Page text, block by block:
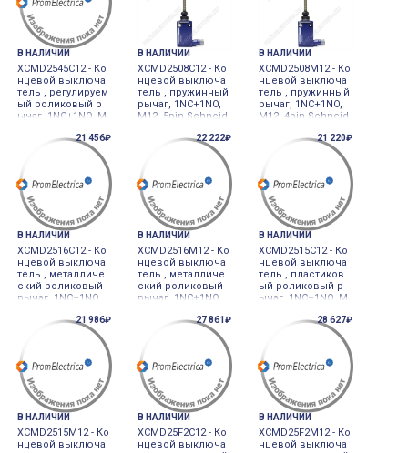
В НАЛИЧИИ
XCMD2545C12 - Ко
нцевой выключа
тель , регулируем
ый роликовый р
ычаг, 1NC+1NO, M
В НАЛИЧИИ
XCMD2508C12 - Ко
нцевой выключа
тель , пружинный
рычаг, 1NC+1NO,
M12, 5pin Schneid
В НАЛИЧИИ
XCMD2508M12 - Ко
нцевой выключа
тель , пружинный
рычаг, 1NC+1NO,
M12, 4pin Schneid
21 456₽
В НАЛИЧИИ
XCMD2516C12 - Ко
нцевой выключа
тель , металличе
ский роликовый
рычаг, 1NC+1NO,
er Electric
22 222₽
В НАЛИЧИИ
XCMD2516M12 - Ко
нцевой выключа
тель , металличе
ский роликовый
рычаг, 1NC+1NO,
er Electric
21 220₽
В НАЛИЧИИ
XCMD2515C12 - Ко
нцевой выключа
тель , пластиков
ый роликовый р
ычаг, 1NC+1NO, M
21 986₽
В НАЛИЧИИ
XCMD2515M12 - Ко
нцевой выключа
27 861₽
В НАЛИЧИИ
XCMD25F2C12 - Ко
нцевой выключа
28 627₽
В НАЛИЧИИ
XCMD25F2M12 - Ко
нцевой выключа